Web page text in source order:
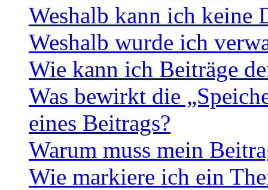
Weshalb kann ich keine
Weshalb wurde ich
Wie kann ich Beiträge
Was bewirkt die
eines Beitrags?
Warum muss mein
Wie markiere ich ein